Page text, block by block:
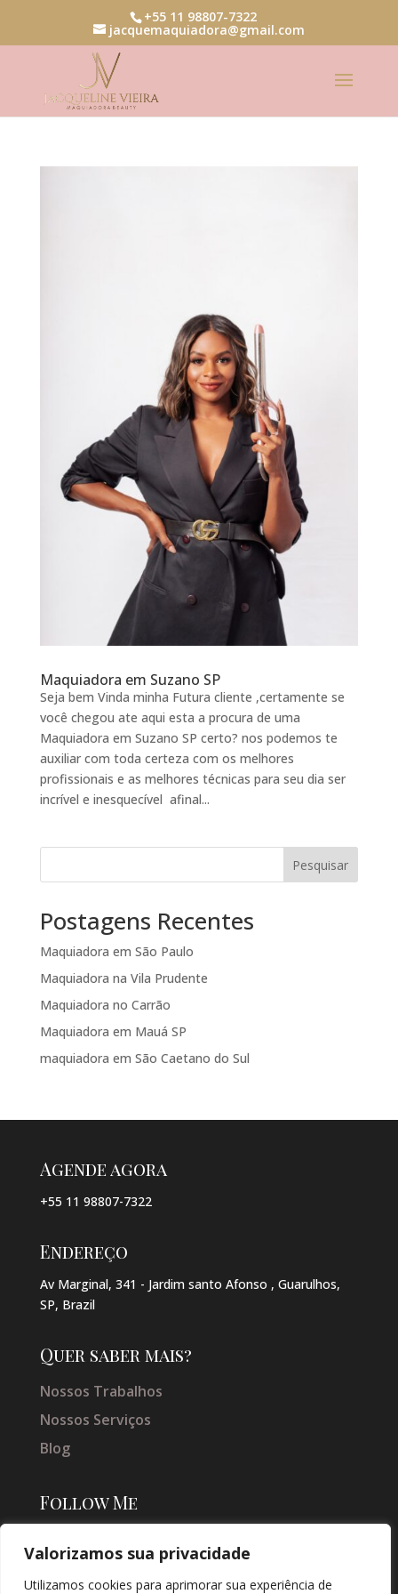
Valorizamos sua privacidade
Utilizamos cookies para aprimorar sua experiência de
+55 11 98807-7322
jacquemaquiadora@gmail.com
Maquiadora em Suzano SP
Seja bem Vinda minha Futura cliente ,certamente se
você chegou ate aqui esta a procura de uma
Maquiadora em Suzano SP certo? nos podemos te
auxiliar com toda certeza com os melhores
profissionais e as melhores técnicas para seu dia ser
incrível e inesquecível afinal...
Pesquisar
Postagens Recentes
Maquiadora em São Paulo
Maquiadora na Vila Prudente
Maquiadora no Carrão
Maquiadora em Mauá SP
maquiadora em São Caetano do Sul
Agende agora
+55 11 98807-7322
Endereço
Av Marginal, 341 - Jardim santo Afonso , Guarulhos,
SP, Brazil
Quer saber mais?
Nossos Trabalhos
Nossos Serviços
Blog
Follow Me